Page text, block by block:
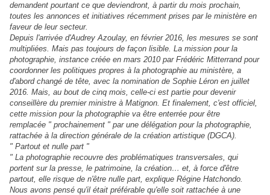
demandent pourtant ce que deviendront, à partir du mois prochain,
toutes les annonces et initiatives récemment prises par le ministère en
faveur de leur secteur.
Depuis l'arrivée d'Audrey Azoulay, en février 2016, les mesures se sont
multipliées. Mais pas toujours de façon lisible. La mission pour la
photographie, instance créée en mars 2010 par Frédéric Mitterrand pour
coordonner les politiques propres à la photographie au ministère, a
d'abord changé de tête, avec la nomination de Sophie Léron en juillet
2016. Mais, au bout de cinq mois, celle-ci est partie pour devenir
conseillère du premier ministre à Matignon. Et finalement, c'est officiel,
cette mission pour la photographie va être enterrée pour être
remplacée " prochainement " par une délégation pour la photographie,
rattachée à la direction générale de la création artistique (DGCA).
" Partout et nulle part "
" La photographie recouvre des problématiques transversales, qui
portent sur la presse, le patrimoine, la création… et, à force d'être
partout, elle risque de n'être nulle part, explique Régine Hatchondo.
Nous avons pensé qu'il était préférable qu'elle soit rattachée à une